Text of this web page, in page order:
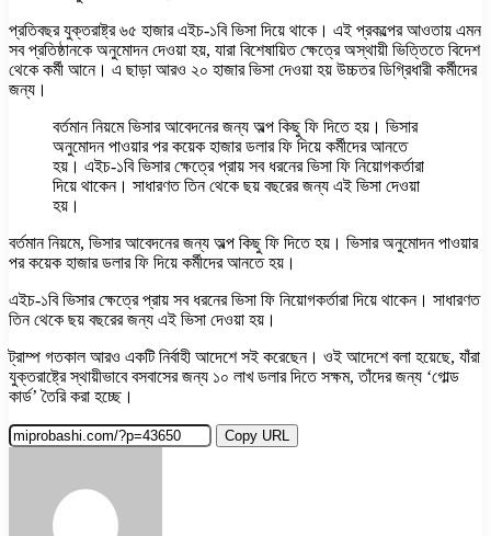
প্রতিবছর যুক্তরাষ্ট্র ৬৫ হাজার এইচ-১বি ভিসা দিয়ে থাকে। এই প্রকল্পের আওতায় এমন
সব প্রতিষ্ঠানকে অনুমোদন দেওয়া হয়, যারা বিশেষায়িত ক্ষেত্রে অস্থায়ী ভিত্তিতে বিদেশ
থেকে কর্মী আনে। এ ছাড়া আরও ২০ হাজার ভিসা দেওয়া হয় উচ্চতর ডিগ্রিধারী কর্মীদের
জন্য।
বর্তমান নিয়মে ভিসার আবেদনের জন্য অল্প কিছু ফি দিতে হয়। ভিসার
অনুমোদন পাওয়ার পর কয়েক হাজার ডলার ফি দিয়ে কর্মীদের আনতে
হয়। এইচ-১বি ভিসার ক্ষেত্রে প্রায় সব ধরনের ভিসা ফি নিয়োগকর্তারা
দিয়ে থাকেন। সাধারণত তিন থেকে ছয় বছরের জন্য এই ভিসা দেওয়া
হয়।
বর্তমান নিয়মে, ভিসার আবেদনের জন্য অল্প কিছু ফি দিতে হয়। ভিসার অনুমোদন পাওয়ার
পর কয়েক হাজার ডলার ফি দিয়ে কর্মীদের আনতে হয়।
এইচ-১বি ভিসার ক্ষেত্রে প্রায় সব ধরনের ভিসা ফি নিয়োগকর্তারা দিয়ে থাকেন। সাধারণত
তিন থেকে ছয় বছরের জন্য এই ভিসা দেওয়া হয়।
ট্রাম্প গতকাল আরও একটি নির্বাহী আদেশে সই করেছেন। ওই আদেশে বলা হয়েছে, যাঁরা
যুক্তরাষ্ট্রে স্থায়ীভাবে বসবাসের জন্য ১০ লাখ ডলার দিতে সক্ষম, তাঁদের জন্য ‘গোল্ড
কার্ড’ তৈরি করা হচ্ছে।
Copy URL